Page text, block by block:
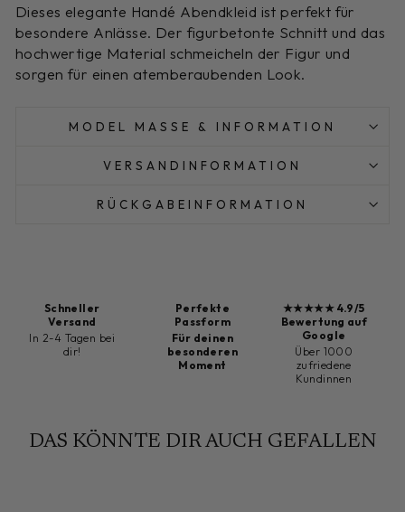
Dieses elegante Handé Abendkleid ist perfekt für
besondere Anlässe. Der figurbetonte Schnitt und das
hochwertige Material schmeicheln der Figur und
sorgen für einen atemberaubenden Look.
MODEL MASSE & INFORMATION
VERSANDINFORMATION
RÜCKGABEINFORMATION
Schneller
Versand
In 2-4 Tagen bei
dir!
Perfekte
Passform
Für deinen
besonderen
Moment
★★★★★ 4.9/5
Bewertung auf
Google
Über 1000
zufriedene
Kundinnen
DAS KÖNNTE DIR AUCH GEFALLEN